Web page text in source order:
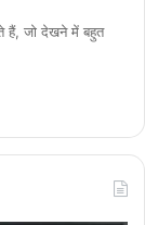
हैं, जो देखने में बहुत